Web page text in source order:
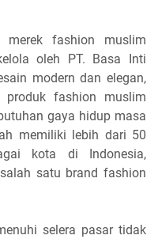
merek fashion muslim
oleh PT. Basa Inti
modern dan elegan,
produk fashion muslim
gaya hidup masa
memiliki lebih dari 50
kota di Indonesia,
satu brand fashion
selera pasar tidak